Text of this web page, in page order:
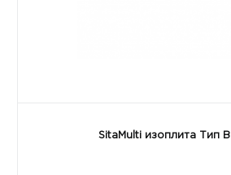
SitaMulti изоплита Тип B